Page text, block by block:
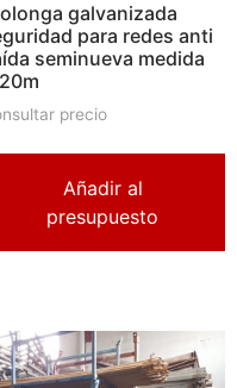
galvanizada
para redes anti
seminueva medida
precio
Añadir al
presupuesto